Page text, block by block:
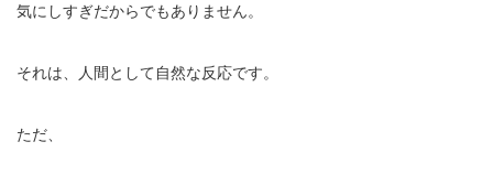
気にしすぎだからでもありません。
それは、人間として自然な反応です。
ただ、